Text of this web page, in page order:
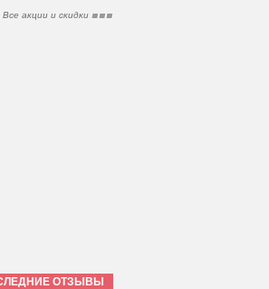
Все акции и скидки
ОТЗЫВЫ